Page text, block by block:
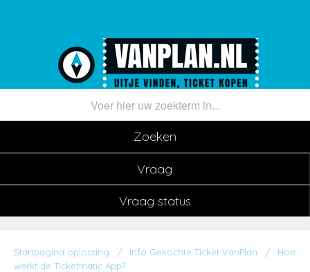
Zoeken
Vraag
Vraag status
Startpagina oplossing Info Gekochte Ticket VanPlan
Hoe
werkt de Ticketmatic App?